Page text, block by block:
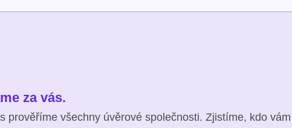
za vás.
prověříme všechny úvěrové společnosti. Zjistíme, kdo